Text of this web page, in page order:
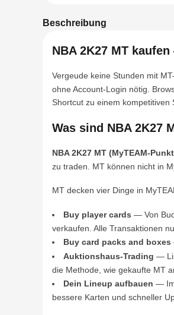
Beschreibung
NBA 2K27 MT
Vergeude keine Stunden mit
ohne Account-Login nötig.
Shortcut zu einem kompetitiven
Was sind NBA 2K27
NBA 2K27 MT (MyTEAM-
zu traden. MT können nicht in
MT decken vier Dinge in
Buy player cards — Von
verkaufen. Alle Transaktionen
Buy card packs and boxes
Auktionshaus-Trading —
die Methode, wie gekaufte MT
Dein Lineup aufbauen — Im
bessere Karten und schneller